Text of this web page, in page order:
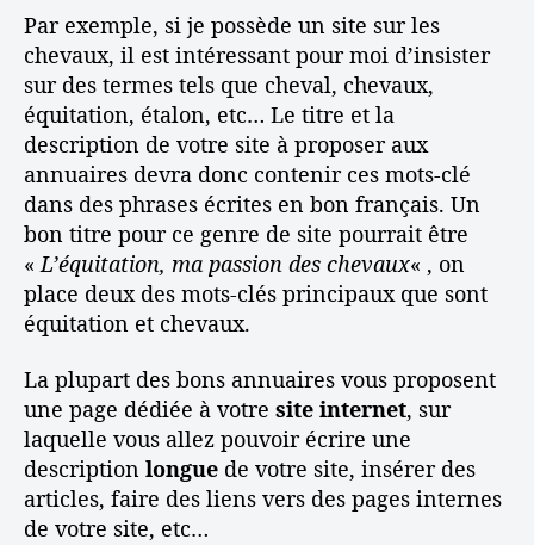
o
n
s
e
i
l
s
l
e
s
a
n
n
u
i
r
e
e
q
u
l
i
Par exemple, si je possède un site sur les
chevaux, il est intéressant pour moi d’insister
sur des termes tels que cheval, chevaux,
équitation, étalon, etc… Le titre et la
description de votre site à proposer aux
annuaires devra donc contenir ces mots-clé
dans des phrases écrites en bon français. Un
bon titre pour ce genre de site pourrait être
«L’équitation, ma passion des chevaux« , on
place deux des mots-clés principaux que sont
équitation et chevaux.
La plupart des bons annuaires vous proposent
une page dédiée à votre site internet, sur
laquelle vous allez pouvoir écrire une
description longue de votre site, insérer des
articles, faire des liens vers des pages internes
de votre site, etc…